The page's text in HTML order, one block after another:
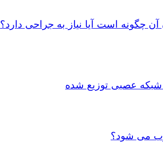
است آیا نیاز به جراحی دارد؟
شبکه عصبی توزیع شده
می شود؟